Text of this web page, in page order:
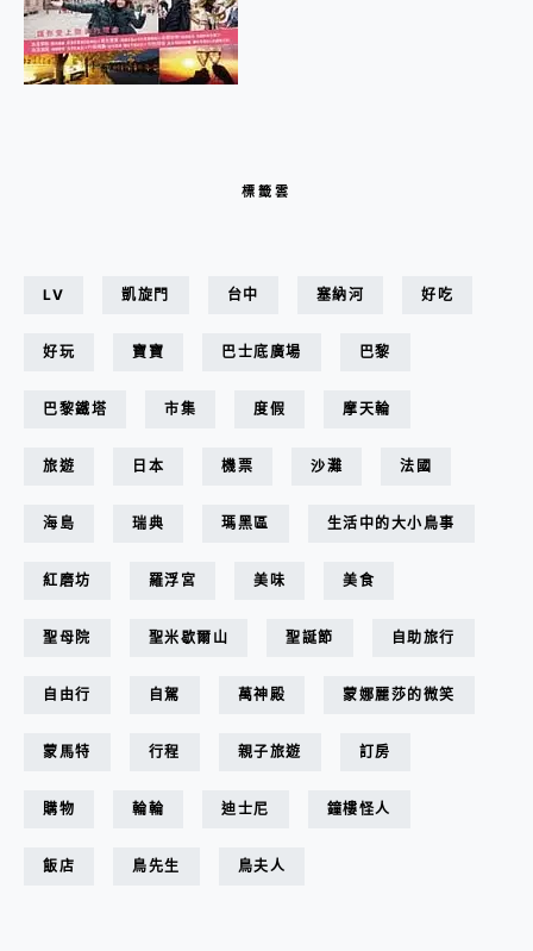
標籤雲
LV 凱旋門 台中 塞納河 好吃
好玩 寶寶 巴士底廣場 巴黎
巴黎鐵塔 市集 度假 摩天輪
旅遊 日本 機票 沙灘 法國
海島 瑞典 瑪黑區 生活中的大小鳥事
紅磨坊 羅浮宮 美味 美食
聖母院 聖米歇爾山 聖誕節 自助旅行
自由行 自駕 萬神殿 蒙娜麗莎的微笑
蒙馬特 行程 親子旅遊 訂房
購物 輪輪 迪士尼 鐘樓怪人
飯店 鳥先生 鳥夫人